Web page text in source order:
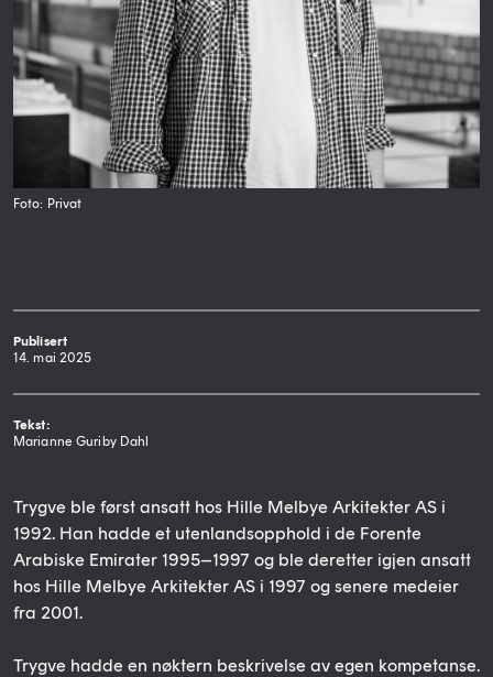
Foto: Privat
Publisert
14. mai 2025
Tekst:
Marianne Guriby Dahl
Trygve ble først ansatt hos Hille Melbye Arkitekter AS i
1992. Han hadde et utenlandsopphold i de Forente
Arabiske Emirater 1995–1997 og ble deretter igjen ansatt
hos Hille Melbye Arkitekter AS i 1997 og senere medeier
fra 2001.
Trygve hadde en nøktern beskrivelse av egen kompetanse.